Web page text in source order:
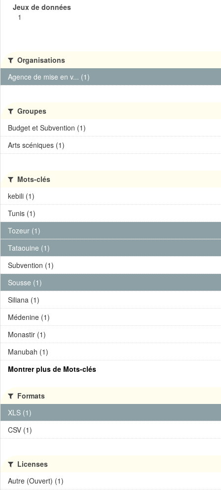
Jeux de données
1
Organisations
Agence de mise en v... (1)
Groupes
Budget et Subvention (1)
Arts scéniques (1)
Mots-clés
kebili (1)
Tunis (1)
Tozeur (1)
Tataouine (1)
Subvention (1)
Sousse (1)
Siliana (1)
Médenine (1)
Monastir (1)
Manubah (1)
Montrer plus de Mots-clés
Formats
XLS (1)
CSV (1)
Licenses
Autre (Ouvert) (1)